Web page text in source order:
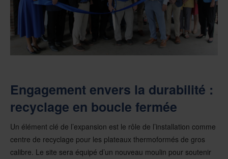
Engagement envers la durabilité :
recyclage en boucle fermée
Un élément clé de l’expansion est le rôle de l’installation comme
centre de recyclage pour les plateaux thermoformés de gros
calibre. Le site sera équipé d’un nouveau moulin pour soutenir